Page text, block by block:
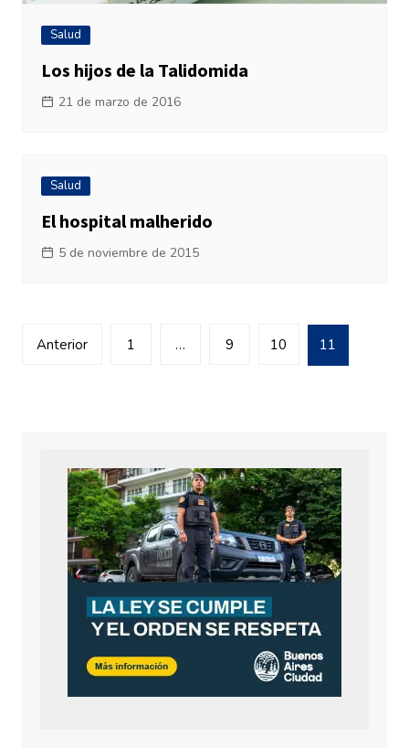
Salud
Los hijos de la Talidomida
21 de marzo de 2016
Salud
El hospital malherido
5 de noviembre de 2015
Navegación
Anterior 1 … 9 10 11